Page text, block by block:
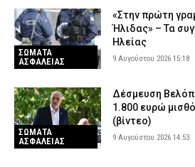
ΣΩΜΑΤΑ
ΑΣΦΑΛΕΙΑΣ
«Στην πρώτη
Ήλιδας» – Τα
Ηλείας
9 Αυγούστου 2026 15:18
ΣΩΜΑΤΑ
ΑΣΦΑΛΕΙΑΣ
Δέσμευση
1.800 ευρώ
(βίντεο)
9 Αυγούστου 2026 14:53